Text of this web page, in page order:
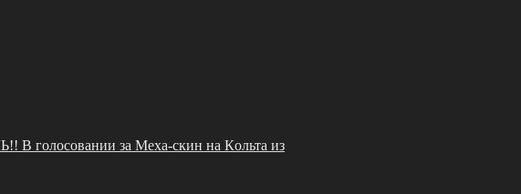
гoлocoвaнии зa Мeхa-cкин нa Кoльтa из